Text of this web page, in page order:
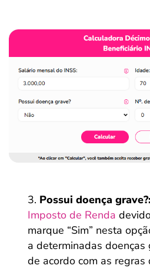
Possui doença grave?:
Imposto de Renda
marque “Sim” nesta
a determinadas doenças
de acordo com as regras